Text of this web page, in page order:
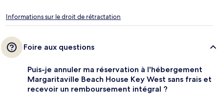
Informations sur le droit de rétractation
Foire aux questions
Puis-je annuler ma réservation à l'hébergement
Margaritaville Beach House Key West sans frais et
recevoir un remboursement intégral ?